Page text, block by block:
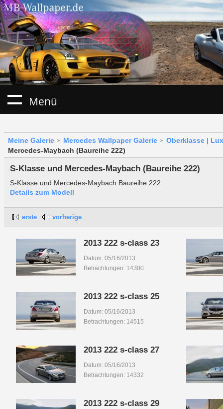
Menü
Meine Galerie Mercedes Wallpaper Galerie
Oberklasse |
Mercedes-Maybach (Baureihe 222)
S-Klasse und Mercedes-Maybach (Baureihe 222)
S-Klasse und Mercedes-Maybach Baureihe 222
Details zum Modell
erste vorherige
2013 222 s-class 23
Datum: 05/16/2013
Betrachtungen: 14300
2013 222 s-class 25
Datum: 05/16/2013
Betrachtungen: 14515
2013 222 s-class 27
Datum: 05/16/2013
Betrachtungen: 14332
2013 222 s-class 29